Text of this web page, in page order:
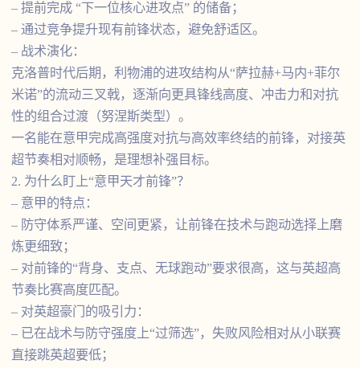
– 提前完成 “下一位核心进攻点” 的储备；
– 通过竞争提升现有前锋状态，避免舒适区。
– 战术演化：
克洛普时代后期，利物浦的进攻结构从“萨拉赫+马内+菲尔
米诺”的流动三叉戟，逐渐向更具锋线高度、冲击力和对抗
性的组合过渡（努涅斯类型）。
一名能在意甲完成高强度对抗与高效率终结的前锋，对接英
超节奏相对顺畅，是理想补强目标。
2. 为什么盯上“意甲天才前锋”？
– 意甲的特点：
– 防守体系严谨、空间更紧，让前锋在技术与跑动选择上磨
炼更细致；
– 对前锋的“背身、支点、无球跑动”要求很高，这与英超高
节奏比赛高度匹配。
– 对英超豪门的吸引力：
– 已在战术与防守强度上“过筛选”，失败风险相对从小联赛
直接跳英超要低；